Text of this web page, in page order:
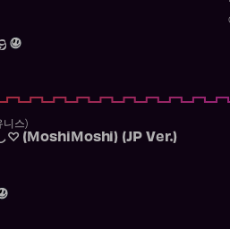
니스)
♡ (MoshiMoshi) (JP Ver.)